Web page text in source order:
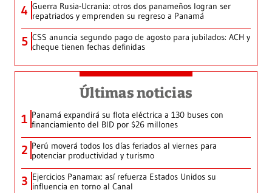
4 Guerra Rusia-Ucrania: otros dos panameños logran ser
repatriados y emprenden su regreso a Panamá
5 CSS anuncia segundo pago de agosto para jubilados: ACH y
cheque tienen fechas definidas
Últimas noticias
1 Panamá expandirá su flota eléctrica a 130 buses con
financiamiento del BID por $26 millones
2 Perú moverá todos los días feriados al viernes para
potenciar productividad y turismo
3 Ejercicios Panamax: así refuerza Estados Unidos su
influencia en torno al Canal